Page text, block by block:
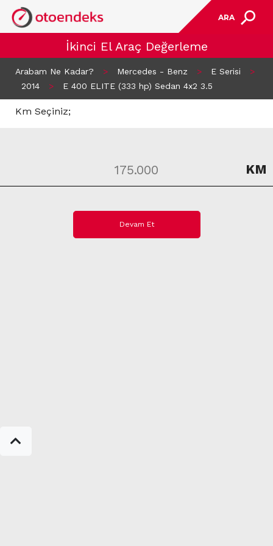
ARA
İkinci El Araç Değerleme
Arabam Ne Kadar? > Mercedes - Benz > E Serisi
>
2014
> E 400 ELITE (333 hp) Sedan 4x2 3.5
Km Seçiniz;
KM
Devam Et